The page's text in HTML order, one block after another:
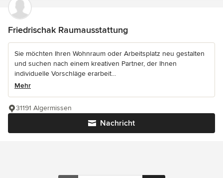
Friedrischak Raumausstattung
Sie möchten Ihren Wohnraum oder Arbeitsplatz neu gestalten
und suchen nach einem kreativen Partner, der Ihnen
individuelle Vorschläge erarbeit...
Mehr
Nachricht
31191 Algermissen